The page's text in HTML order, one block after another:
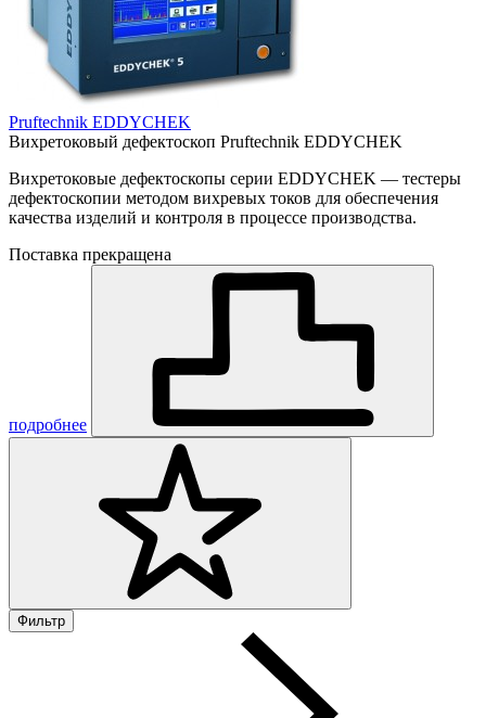
Pruftechnik EDDYCHEK
Вихретоковый дефектоскоп Pruftechnik EDDYCHEK
Вихретоковые дефектоскопы серии EDDYCHEK — тестеры
дефектоскопии методом вихревых токов для обеспечения
качества изделий и контроля в процессе производства.
Поставка прекращена
подробнее
Фильтр